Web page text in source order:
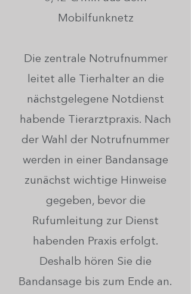
Mobilfunknetz
Die zentrale Notrufnummer
leitet alle Tierhalter an die
nächstgelegene Notdienst
habende Tierarztpraxis. Nach
der Wahl der Notrufnummer
werden in einer Bandansage
zunächst wichtige Hinweise
gegeben, bevor die
Rufumleitung zur Dienst
habenden Praxis erfolgt.
Deshalb hören Sie die
Bandansage bis zum Ende an.